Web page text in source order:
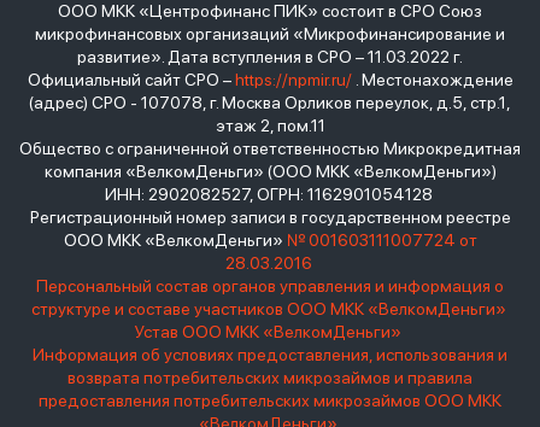
ООО МКК «Центрофинанс ПИК» состоит в СРО Союз
микрофинансовых организаций «Микрофинансирование и
развитие». Дата вступления в СРО – 11.03.2022 г.
Официальный сайт СРО –https://npmir.ru/. Местонахождение
(адрес) СРО - 107078, г. Москва Орликов переулок, д.5, стр.1,
этаж 2, пом.11
Общество с ограниченной ответственностью Микрокредитная
компания «ВелкомДеньги» (ООО МКК «ВелкомДеньги»)
ИНН: 2902082527, ОГРН: 1162901054128
Регистрационный номер записи в государственном реестре
ООО МКК «ВелкомДеньги» № 001603111007724 от
28.03.2016
Персональный состав органов управления и информация о
структуре и составе участников ООО МКК «ВелкомДеньги»
Устав ООО МКК «ВелкомДеньги»
Информация об условиях предоставления, использования и
возврата потребительских микрозаймов и правила
предоставления потребительских микрозаймов ООО МКК